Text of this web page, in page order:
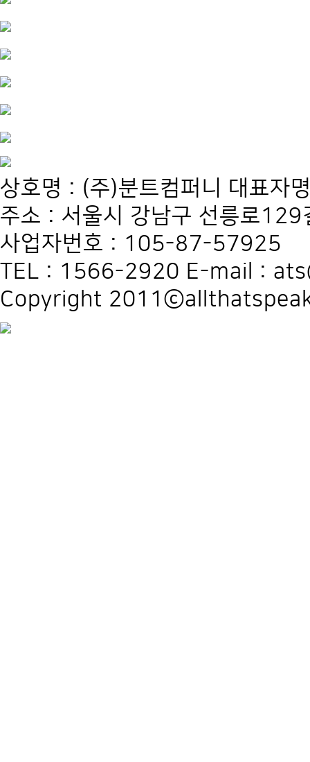
상호명 : (주)분트컴퍼니 대표자
주소 : 서울시 강남구 선릉로
사업자번호 : 105-87-57925
TEL : 1566-2920 E-mail :
Copyright